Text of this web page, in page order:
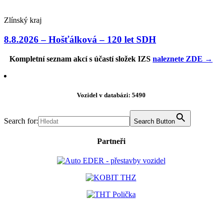
Zlínský kraj
8.8.2026 – Hošťálková – 120 let SDH
Kompletní seznam akcí s účastí složek IZS naleznete ZDE →
Vozidel v databázi: 5490
Search for: Search Button
Partneři